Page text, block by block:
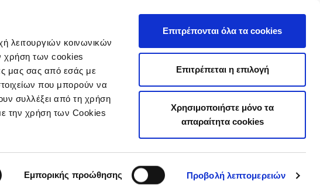
λειτουργιών κοινωνικών
χρήση των cookies
μας σας από εσάς με
που μπορούν να
συλλέξει από τη χρήση
την χρήση των Cookies
Εμπορικής προώθησης Προβολή λεπτομερειών
Επιτρέπονται όλα τα cookies
Επιτρέπεται η επιλογή
Χρησιμοποιήστε μόνο τα
απαραίτητα cookies
Τελευταία Νέα
διαιτητών (κανονισμοί και προϋποθέσεις)
2026-08-06